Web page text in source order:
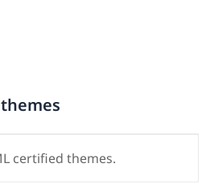
certified themes.